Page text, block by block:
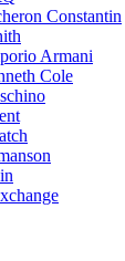
Constantin
Armani
Cole